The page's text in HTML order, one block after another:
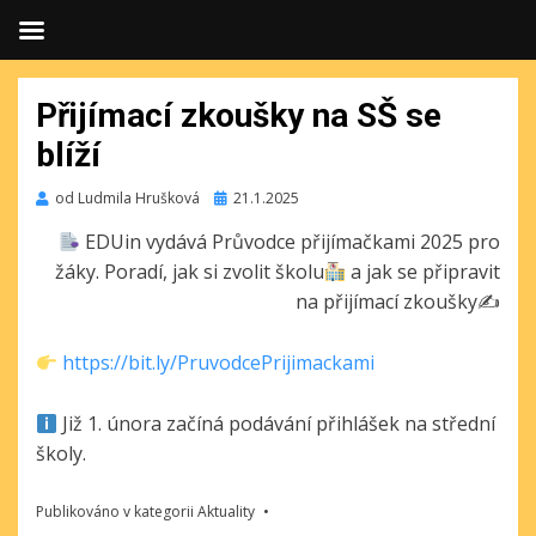
Přijímací zkoušky na SŠ se
blíží
od Ludmila Hrušková Publikováno
21.1.2025
EDUin vydává Průvodce přijímačkami 2025 pro
žáky. Poradí, jak si zvolit školu
a jak se připravit
na přijímací zkoušky✍
https://bit.ly/PruvodcePrijimackami
Již 1. února začíná podávání přihlášek na střední
školy.
Publikováno v kategorii Aktuality